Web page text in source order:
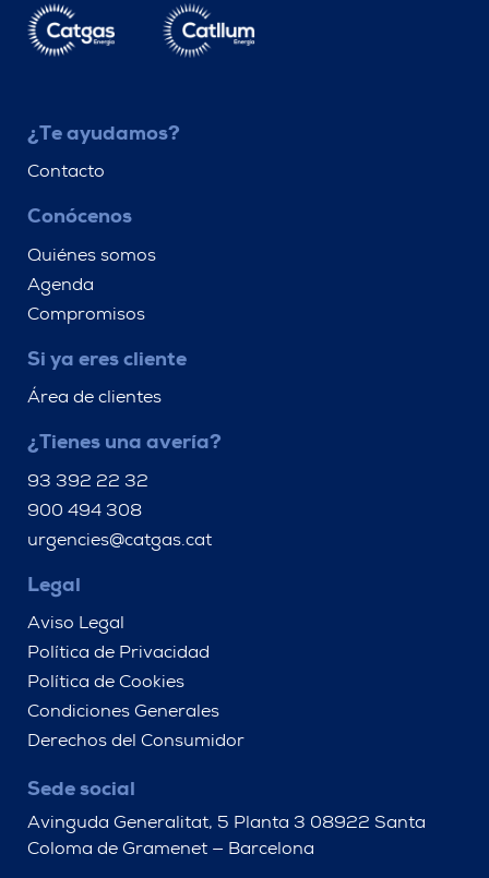
¿Te ayudamos?
Contacto
Conócenos
Quiénes somos
Agenda
Compromisos
Si ya eres cliente
Área de clientes
¿Tienes una avería?
93 392 22 32
900 494 308
urgencies@catgas.cat
Legal
Aviso Legal
Política de Privacidad
Política de Cookies
Condiciones Generales
Derechos del Consumidor
Sede social
Avinguda Generalitat, 5 Planta 3 08922 Santa
Coloma de Gramenet — Barcelona